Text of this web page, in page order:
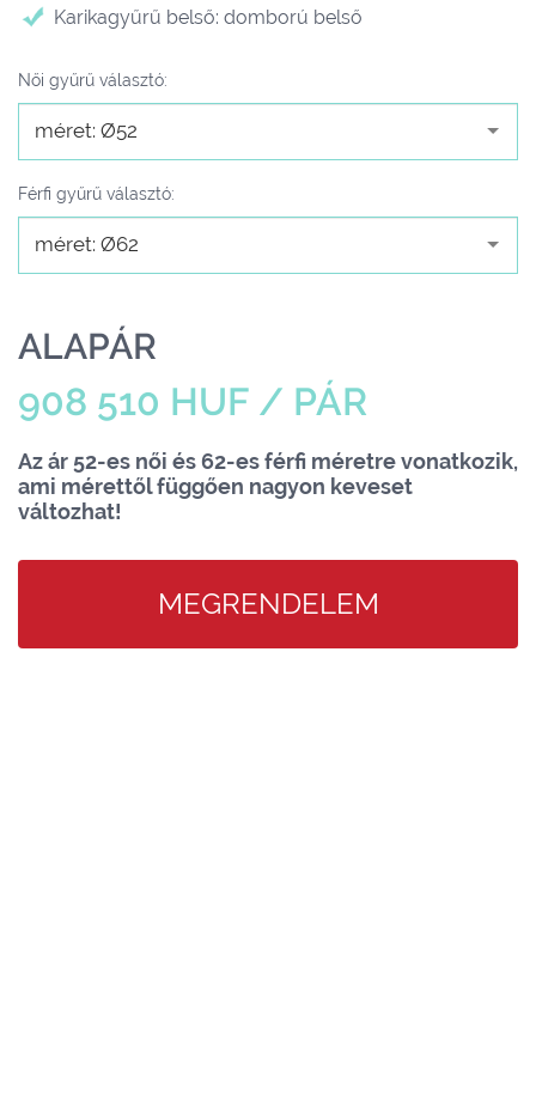
Karikagyűrű belső: domború belső
Női gyűrű választó:
méret: Ø52
Férfi gyűrű választó:
méret: Ø62
ALAPÁR
908 510 HUF / PÁR
Az ár 52-es női és 62-es férfi méretre vonatkozik,
ami mérettől függően nagyon keveset
változhat!
MEGRENDELEM